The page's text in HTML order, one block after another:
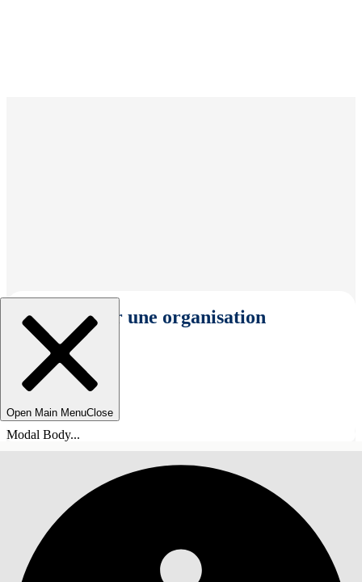
Sélectionner une organisation
Open Main MenuClose
Modal Body...